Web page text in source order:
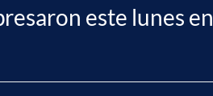
este lunes